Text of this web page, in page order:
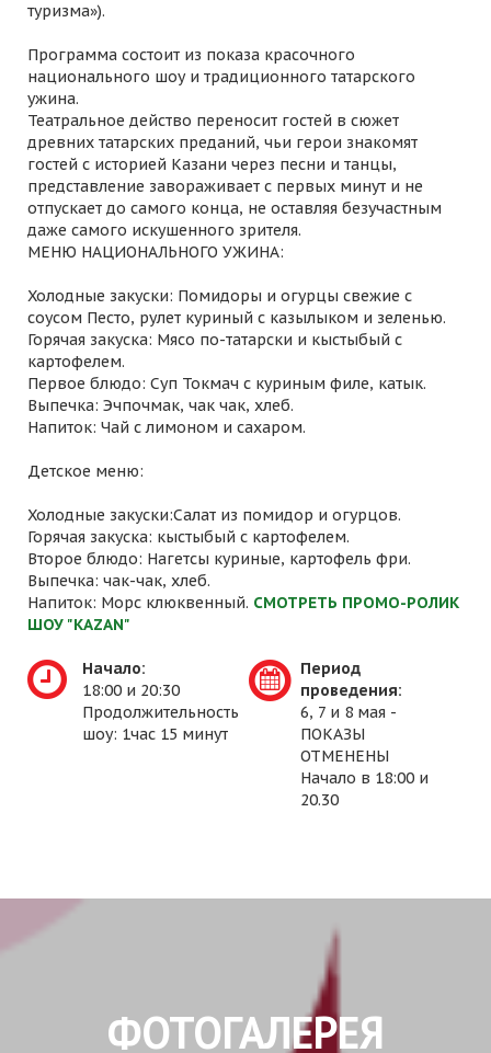
туризма»).
Программа состоит из показа красочного
национального шоу и традиционного татарского
ужина.
Театральное действо переносит гостей в сюжет
древних татарских преданий, чьи герои знакомят
гостей с историей Казани через песни и танцы,
представление завораживает с первых минут и не
отпускает до самого конца, не оставляя безучастным
даже самого искушенного зрителя.
МЕНЮ НАЦИОНАЛЬНОГО УЖИНА:
Холодные закуски: Помидоры и огурцы свежие с
соусом Песто, рулет куриный с казылыком и зеленью.
Горячая закуска: Мясо по-татарски и кыстыбый с
картофелем.
Первое блюдо: Суп Токмач с куриным филе, катык.
Выпечка: Эчпочмак, чак чак, хлеб.
Напиток: Чай с лимоном и сахаром.
Детское меню:
Холодные закуски:Салат из помидор и огурцов.
Горячая закуска: кыстыбый с картофелем.
Второе блюдо: Нагетсы куриные, картофель фри.
Выпечка: чак-чак, хлеб.
Напиток: Морс клюквенный. СМОТРЕТЬ ПРОМО-РОЛИК
ШОУ "KAZAN"
Начало:
18:00 и 20:30
Продолжительность
шоу: 1час 15 минут
Период
проведения:
6, 7 и 8 мая -
ПОКАЗЫ
ОТМЕНЕНЫ
Начало в 18:00 и
20.30
ФОТОГАЛЕРЕЯ